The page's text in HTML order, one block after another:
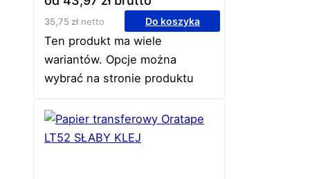
35,75 złnetto Do koszyka
Ten produkt ma wiele
wariantów. Opcje można
wybrać na stronie produktu